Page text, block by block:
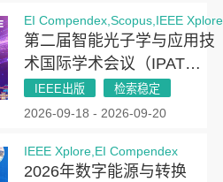
EI Compendex,Scopus,IEEE Xplore
第二届智能光子学与应用技
术国际学术会议（IPAT
2026）
IEEE出版 检索稳定
2026-09-18 - 2026-09-20
IEEE Xplore,EI Compendex
2026年数字能源与转换